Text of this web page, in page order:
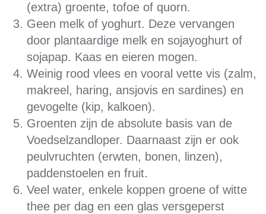
(extra) groente, tofoe of quorn.
Geen melk of yoghurt. Deze vervangen
door plantaardige melk en sojayoghurt of
sojapap. Kaas en eieren mogen.
Weinig rood vlees en vooral vette vis (zalm,
makreel, haring, ansjovis en sardines) en
gevogelte (kip, kalkoen).
Groenten zijn de absolute basis van de
Voedselzandloper. Daarnaast zijn er ook
peulvruchten (erwten, bonen, linzen),
paddenstoelen en fruit.
Veel water, enkele koppen groene of witte
thee per dag en een glas versgeperst